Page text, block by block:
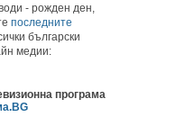
- рожден ден,
последните
български
медии:
програма